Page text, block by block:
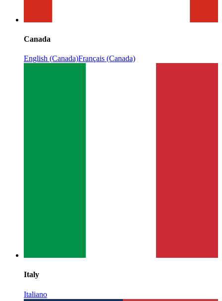
Canada
English (Canada)Français (Canada)
Italy
Italiano